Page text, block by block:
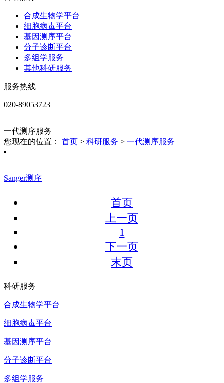
合成生物学平台
细胞病毒平台
基因测序平台
分子诊断平台
多组学服务
其他科研服务
服务热线
020-89053723
一代测序服务
您现在的位置： 首页 > 科研服务 > 一代测序服务
Sanger测序
首页
上一页
1
下一页
末页
科研服务
合成生物学平台
细胞病毒平台
基因测序平台
分子诊断平台
多组学服务